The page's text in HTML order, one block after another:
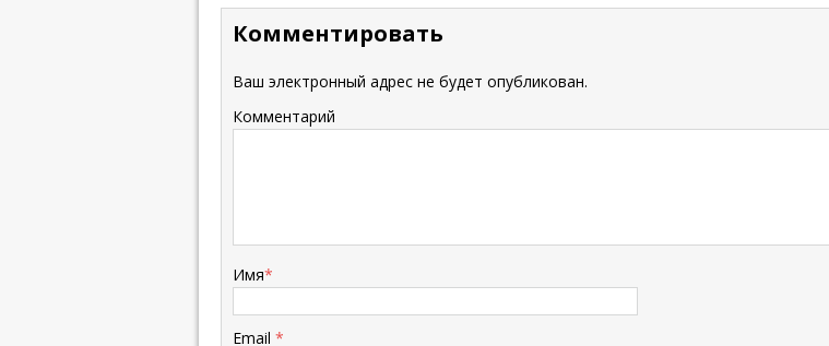
Комментировать
Ваш электронный адрес не будет опубликован.
Комментарий
Имя*
Email *